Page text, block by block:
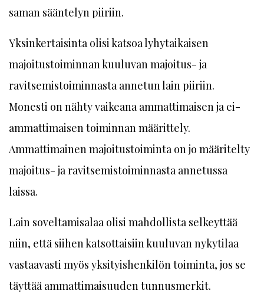
saman sääntelyn piiriin.
Yksinkertaisinta olisi katsoa lyhyt­aikaisen
majoitustoiminnan kuuluvan majoitus- ja
ravitsemistoiminnasta annetun lain piiriin.
Monesti on nähty vaikeana ammattimaisen ja ei-
ammattimaisen toiminnan määrittely.
Ammattimainen majoitustoiminta on jo määritelty
majoitus- ja ravitsemistoiminnasta annetussa
laissa.
Lain soveltamisalaa olisi mahdollista selkeyttää
niin, että siihen katsottaisiin kuuluvan nykytilaa
vastaavasti myös yksityishenkilön toiminta, jos se
täyttää ammattimaisuuden tunnusmerkit.